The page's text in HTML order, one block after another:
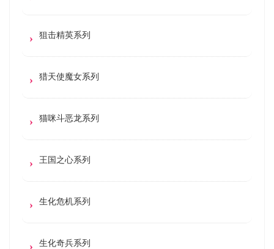
狙击精英系列
猎天使魔女系列
猫咪斗恶龙系列
王国之心系列
生化危机系列
生化奇兵系列